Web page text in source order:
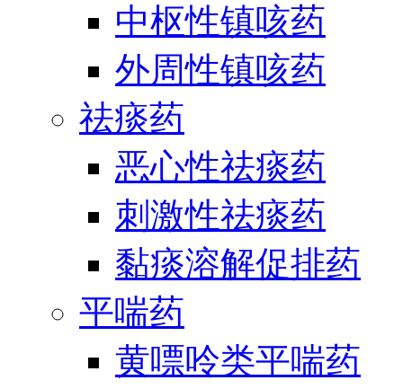
中枢性镇咳药
外周性镇咳药
祛痰药
恶心性祛痰药
刺激性祛痰药
黏痰溶解促排药
平喘药
黄嘌呤类平喘药